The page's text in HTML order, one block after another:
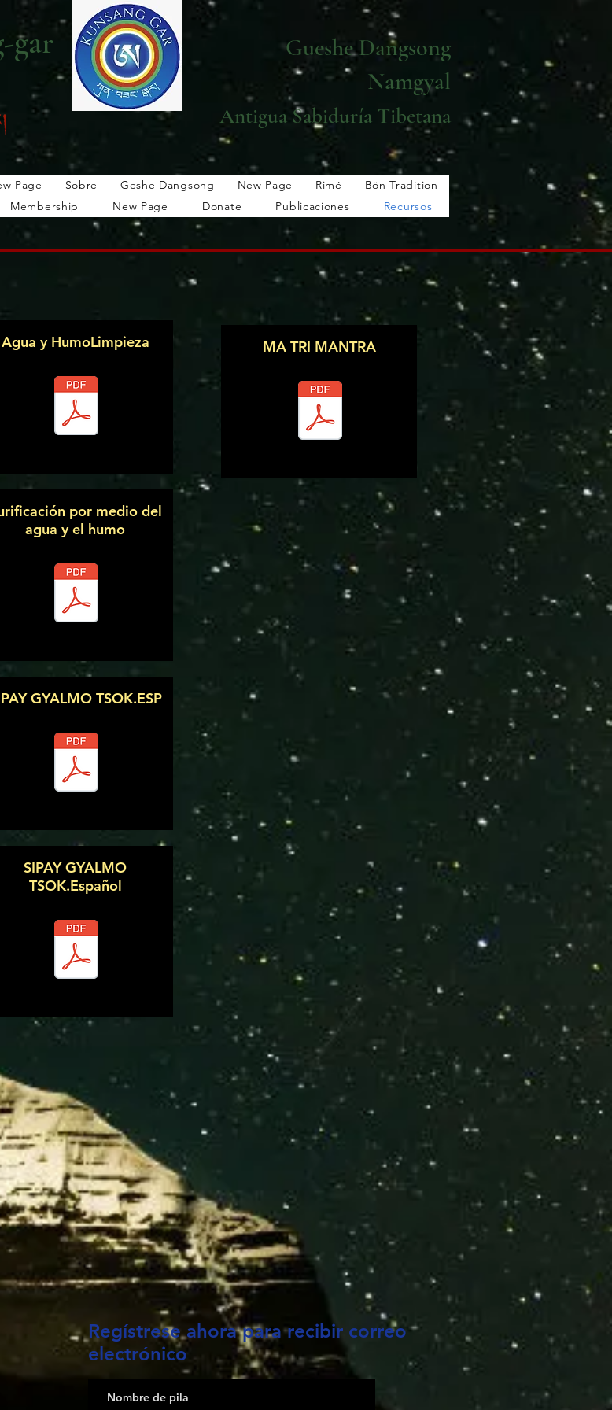
gar
Gueshe Dangsong
Namgyal
Antigua Sabiduría Tibetana
Page Sobre Geshe Dangsong New Page Rimé
Bön Tradition
Membership New Page Donate Publicaciones Recursos
New Bön Membership Donate More...
Agua y HumoLimpieza
por medio del
agua y el humo
GYALMO TSOK.ESP
SIPAY GYALMO
TSOK.Español
MA TRI MANTRA
Regístrese ahora para recibir correo
electrónico